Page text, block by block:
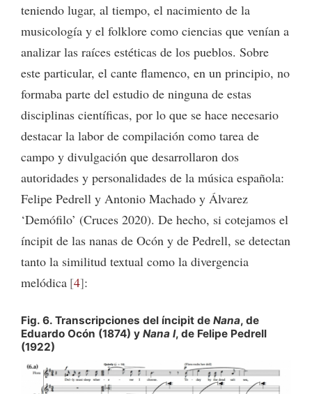
teniendo lugar, al tiempo, el nacimiento de la
musicología y el folklore como ciencias que venían a
analizar las raíces estéticas de los pueblos. Sobre
este particular, el cante flamenco, en un principio, no
formaba parte del estudio de ninguna de estas
disciplinas científicas, por lo que se hace necesario
destacar la labor de compilación como tarea de
campo y divulgación que desarrollaron dos
autoridades y personalidades de la música española:
Felipe Pedrell y Antonio Machado y Álvarez
‘Demófilo’ (Cruces 2020). De hecho, si cotejamos el
íncipit de las nanas de Ocón y de Pedrell, se detectan
tanto la similitud textual como la divergencia
melódica 4 :
Fig. 6. Transcripciones del íncipit de Nana, de
Eduardo Ocón (1874) y Nana I, de Felipe Pedrell
(1922)